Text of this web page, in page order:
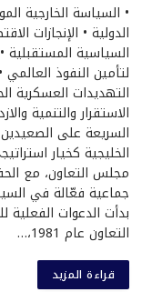
• السياسة الخارجية
الدولية • الإنجازات
السياسية المستقبلية
لتأمين النفوذ
التهديدات العسكرية
الاستقرار والتنمية
السريعة على الصعيدين
الخليجية كخيار
مجلس التعاون، مع
جماعية فعّالة في
بدأت الدعوات
التعاون عام 1981،…
قراءة المزيد